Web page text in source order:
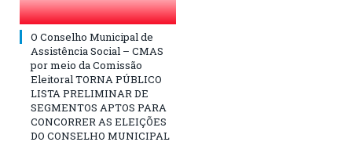
O Conselho Municipal de
Assistência Social – CMAS
por meio da Comissão
Eleitoral TORNA PÚBLICO
LISTA PRELIMINAR DE
SEGMENTOS APTOS PARA
CONCORRER AS ELEIÇÕES
DO CONSELHO MUNICIPAL